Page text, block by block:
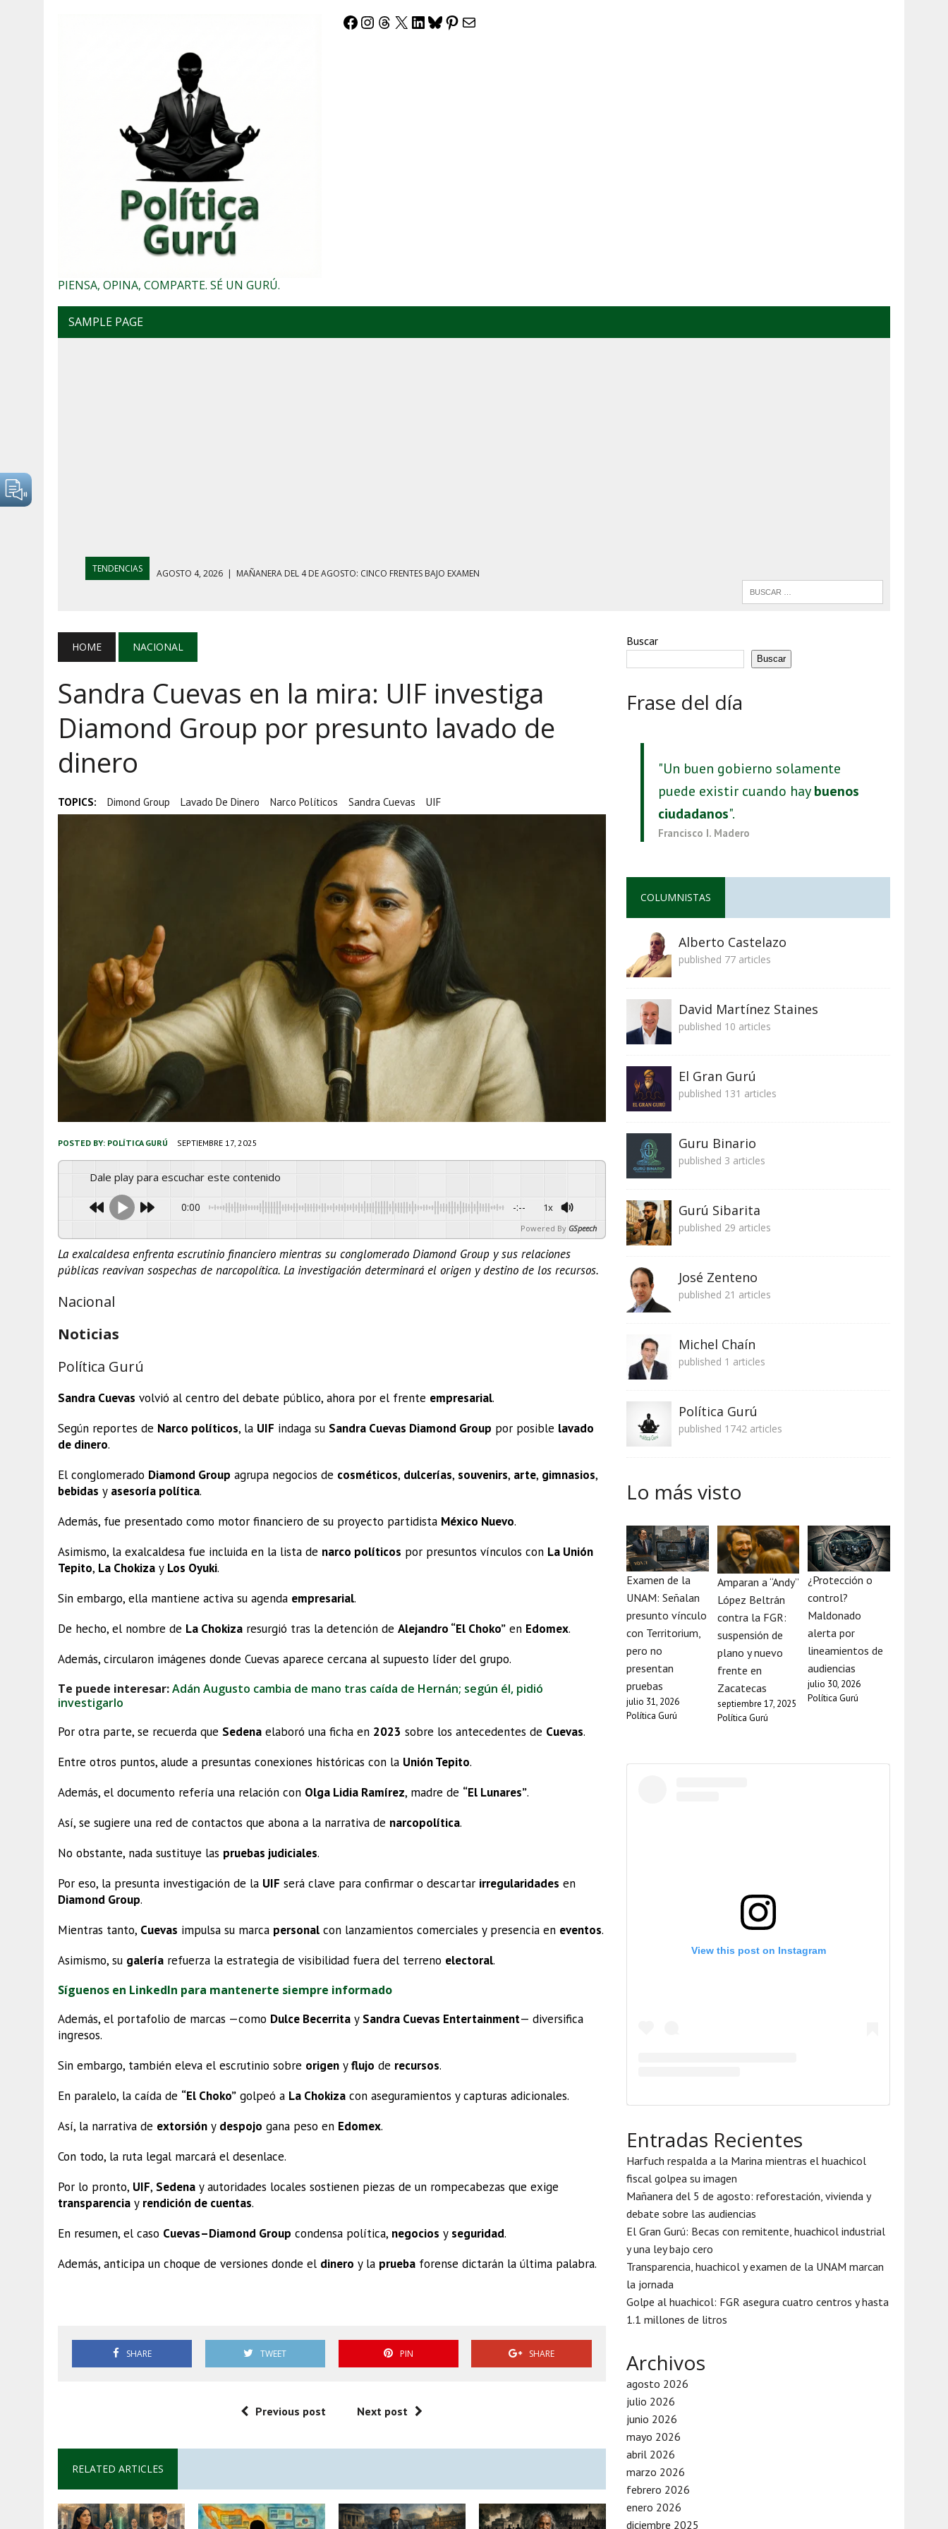
PIENSA, OPINA, COMPARTE. SÉ UN GURÚ.
Facebook
Instagram
Threads
X LinkedIn
Bluesky
Pinterest
Correo electrónico
SAMPLE PAGE
TENDENCIAS AGOSTO 4, 2026 | MAÑANERA DEL 4 DE AGOSTO: CINCO FRENTES BAJO EXAMEN
AGOSTO 5, 2026 | TRANSPARENCIA, HUACHICOL Y EXAMEN DE LA UNAM MARCAN LA JORNADA
AGOSTO 5, 2026 | GOLPE AL HUACHICOL: FGR ASEGURA CUATRO CENTROS Y HASTA 1.1 MILLONES DE LITROS
HOME NACIONAL
Sandra Cuevas en la mira: UIF investiga
Diamond Group por presunto lavado de
dinero
TOPICS: Dimond Group Lavado De Dinero Narco Políticos Sandra Cuevas UIF
POSTED BY: POLÍTICA GURÚ SEPTIEMBRE 17, 2025
Dale play para escuchar este contenido
0:00 -:-- 1x
Powered By GSpeech
La exalcaldesa enfrenta escrutinio financiero mientras su conglomerado Diamond Group y sus relaciones
públicas reavivan sospechas de narcopolítica. La investigación determinará el origen y destino de los recursos.
Nacional
Noticias
Política Gurú
Sandra Cuevas volvió al centro del debate público, ahora por el frente empresarial.
Según reportes de Narco políticos, la UIF indaga su Sandra Cuevas Diamond Group por posible lavado
de dinero.
El conglomerado Diamond Group agrupa negocios de cosméticos, dulcerías, souvenirs, arte, gimnasios,
bebidas y asesoría política.
Además, fue presentado como motor financiero de su proyecto partidista México Nuevo.
Asimismo, la exalcaldesa fue incluida en la lista de narco políticos por presuntos vínculos con La Unión
Tepito, La Chokiza y Los Oyuki.
Sin embargo, ella mantiene activa su agenda empresarial.
De hecho, el nombre de La Chokiza resurgió tras la detención de Alejandro “El Choko” en Edomex.
Además, circularon imágenes donde Cuevas aparece cercana al supuesto líder del grupo.
Te puede interesar:Adán Augusto cambia de mano tras caída de Hernán; según él, pidió
investigarlo
Por otra parte, se recuerda que Sedena elaboró una ficha en 2023 sobre los antecedentes de Cuevas.
Entre otros puntos, alude a presuntas conexiones históricas con la Unión Tepito.
Además, el documento refería una relación con Olga Lidia Ramírez, madre de “El Lunares”.
Así, se sugiere una red de contactos que abona a la narrativa de narcopolítica.
No obstante, nada sustituye las pruebas judiciales.
Por eso, la presunta investigación de la UIF será clave para confirmar o descartar irregularidades en
Diamond Group.
Mientras tanto, Cuevas impulsa su marca personal con lanzamientos comerciales y presencia en eventos.
Asimismo, su galería refuerza la estrategia de visibilidad fuera del terreno electoral.
Síguenos en LinkedIn para mantenerte siempre informado
Además, el portafolio de marcas —como Dulce Becerrita y Sandra Cuevas Entertainment— diversifica
ingresos.
Sin embargo, también eleva el escrutinio sobre origen yflujo de recursos.
En paralelo, la caída de “El Choko” golpeó a La Chokiza con aseguramientos y capturas adicionales.
Así, la narrativa de extorsión y despojo gana peso en Edomex.
Con todo, la ruta legal marcará el desenlace.
Por lo pronto, UIF, Sedena y autoridades locales sostienen piezas de un rompecabezas que exige
transparencia y rendición de cuentas.
En resumen, el caso Cuevas–Diamond Group condensa política, negocios y seguridad.
Además, anticipa un choque de versiones donde el dinero y la prueba forense dictarán la última palabra.
SHARE TWEET PIN SHARE
Previous post Next post
RELATED ARTICLES
Buscar
Buscar
Frase del día
"Un buen gobierno solamente
puede existir cuando haybuenos
ciudadanos".
Francisco I. Madero
COLUMNISTAS
Alberto Castelazo
published 77 articles
David Martínez Staines
published 10 articles
El Gran Gurú
published 131 articles
Guru Binario
published 3 articles
Gurú Sibarita
published 29 articles
José Zenteno
published 21 articles
Michel Chaín
published 1 articles
Política Gurú
published 1742 articles
Lo más visto
Examen de la
UNAM: Señalan
presunto vínculo
con Territorium,
pero no
presentan
pruebas
julio 31, 2026
Política Gurú
Amparan a “Andy”
López Beltrán
contra la FGR:
suspensión de
plano y nuevo
frente en
Zacatecas
septiembre 17, 2025
Política Gurú
¿Protección o
control?
Maldonado
alerta por
lineamientos de
audiencias
julio 30, 2026
Política Gurú
View this post on Instagram
Entradas Recientes
Harfuch respalda a la Marina mientras el huachicol
fiscal golpea su imagen
Mañanera del 5 de agosto: reforestación, vivienda y
debate sobre las audiencias
El Gran Gurú: Becas con remitente, huachicol industrial
y una ley bajo cero
Transparencia, huachicol y examen de la UNAM marcan
la jornada
Golpe al huachicol: FGR asegura cuatro centros y hasta
1.1 millones de litros
Archivos
agosto 2026
julio 2026
junio 2026
mayo 2026
abril 2026
marzo 2026
febrero 2026
enero 2026
diciembre 2025